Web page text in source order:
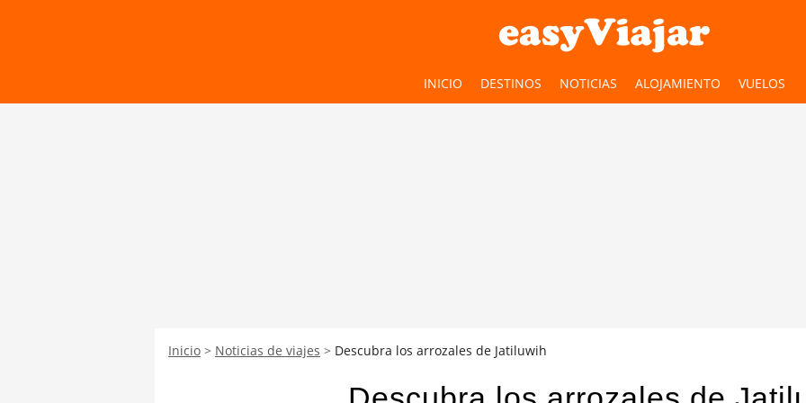
INICIO DESTINOS NOTICIAS ALOJAMIENTO VUELOS
Inicio Noticias de viajes Descubra los arrozales de Jatiluwih